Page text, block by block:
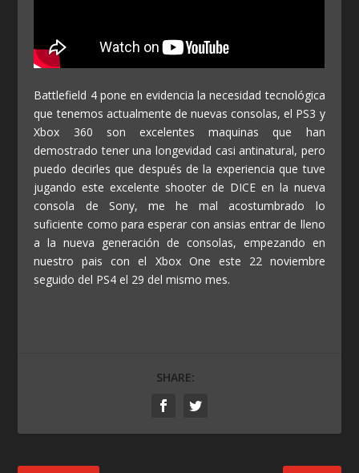
Battlefield 4 pone en evidencia la necesidad tecnológica
que tenemos actualmente de nuevas consolas, el PS3 y
Xbox 360 son excelentes maquinas que han
demostrado tener una longevidad casi antinatural, pero
puedo decirles que después de la experiencia que tuve
jugando este excelente shooter de DICE en la nueva
consola de Sony, me he mal acostumbrado lo
suficiente como para esperar con ansias entrar de lleno
a la nueva generación de consolas, empezando en
nuestro pais con el Xbox One este 22 noviembre
seguido del PS4 el 29 del mismo mes.
SHARE: